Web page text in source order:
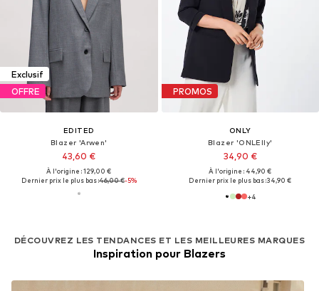
Exclusif
OFFRE
EDITED
Blazer 'Arwen'
43,60 €
À l'origine : 129,00 €
Dernier prix le plus bas :46,00 €-5%
PROMOS
ONLY
Blazer 'ONLElly'
34,90 €
À l'origine : 44,90 €
Dernier prix le plus bas :34,90 €
+4
DÉCOUVREZ LES TENDANCES ET LES MEILLEURES MARQUES
Inspiration pour Blazers